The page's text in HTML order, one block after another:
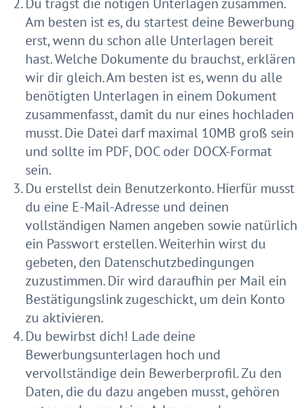
Du trägst die nötigen Unterlagen zusammen.
Am besten ist es, du startest deine Bewerbung
erst, wenn du schon alle Unterlagen bereit
hast. Welche Dokumente du brauchst, erklären
wir dir gleich. Am besten ist es, wenn du alle
benötigten Unterlagen in einem Dokument
zusammenfasst, damit du nur eines hochladen
musst. Die Datei darf maximal 10MB groß sein
und sollte im PDF, DOC oder DOCX-Format
sein.
Du erstellst dein Benutzerkonto. Hierfür musst
du eine E-Mail-Adresse und deinen
vollständigen Namen angeben sowie natürlich
ein Passwort erstellen. Weiterhin wirst du
gebeten, den Datenschutzbedingungen
zuzustimmen. Dir wird daraufhin per Mail ein
Bestätigungslink zugeschickt, um dein Konto
zu aktivieren.
Du bewirbst dich! Lade deine
Bewerbungsunterlagen hoch und
vervollständige dein Bewerberprofil. Zu den
Daten, die du dazu angeben musst, gehören